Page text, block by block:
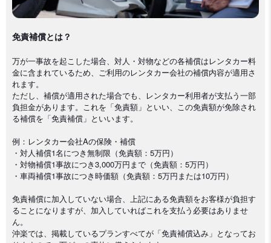
免責補償とは？
万が一事故を起こした場合、対人・対物などの各補償はレンタカー料
金に含まれているため、ご利用のレンタカー会社の補償内容が適用さ
れます。
ただし、補償が適用された場合でも、レンタカー利用者が支払う一部
負担金があります。これを「免責額」といい、この免責額が免除され
る補償を「免責補償」といいます。
例：レンタカー会社Aの保険・補償
・対人補償1名につき無制限（免責額：5万円）
・対物補償1事故につき3,000万円まで（免責額：5万円）
・車両補償1事故につき時価額（免責額：5万円または10万円）
免責補償に加入していない場合、上記にある免責額をお客様が負担す
ることになりますが、加入していればこれを支払う必要はありませ
ん。
沖楽では、掲載しているプランすべてが「免責補償込み」となってお